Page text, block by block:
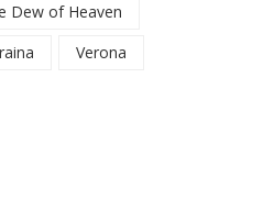
Dew of Heaven
Verona